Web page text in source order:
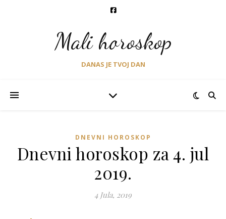
Mali horoskop
DANAS JE TVOJ DAN
DNEVNI HOROSKOP
Dnevni horoskop za 4. jul
2019.
4 Jula, 2019